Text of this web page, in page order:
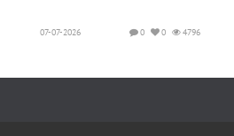
07-07-2026 4796
0
0